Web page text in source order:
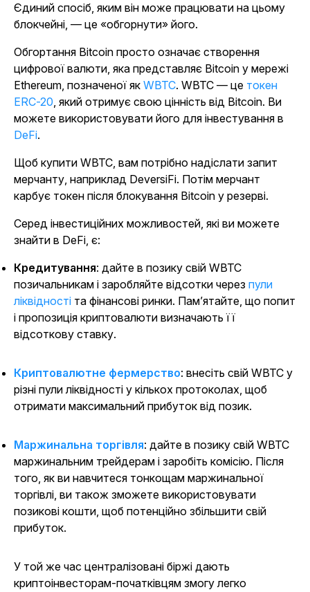
Єдиний спосіб, яким він може працювати на цьому
блокчейні, — це «обгорнути» його.
Обгортання Bitcoin просто означає створення
цифрової валюти, яка представляє Bitcoin у мережі
Ethereum, позначеної як WBTC. WBTC — це токен
ERC-20, який отримує свою цінність від Bitcoin. Ви
можете використовувати його для інвестування в
DeFi.
Щоб купити WBTC, вам потрібно надіслати запит
мерчанту, наприклад DeversiFi. Потім мерчант
карбує токен після блокування Bitcoin у резерві.
Серед інвестиційних можливостей, які ви можете
знайти в DeFi, є:
Кредитування: дайте в позику свій WBTC
позичальникам і заробляйте відсотки через пули
ліквідності та фінансові ринки. Пам’ятайте, що попит
і пропозиція криптовалюти визначають її
відсоткову ставку.
Криптовалютне фермерство: внесіть свій WBTC у
різні пули ліквідності у кількох протоколах, щоб
отримати максимальний прибуток від позик.
Маржинальна торгівля: дайте в позику свій WBTC
маржинальним трейдерам і заробіть комісію. Після
того, як ви навчитеся тонкощам маржинальної
торгівлі, ви також зможете використовувати
позикові кошти, щоб потенційно збільшити свій
прибуток.
У той же час централізовані біржі дають
криптоінвесторам-початківцям змогу легко